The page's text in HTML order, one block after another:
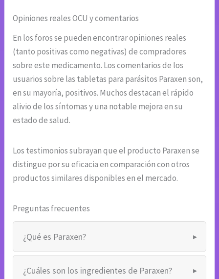
Opiniones reales OCU y comentarios
En los foros se pueden encontrar opiniones reales
(tanto positivas como negativas) de compradores
sobre este medicamento. Los comentarios de los
usuarios sobre las tabletas para parásitos Paraxen son,
en su mayoría, positivos. Muchos destacan el rápido
alivio de los síntomas y una notable mejora en su
estado de salud.
Los testimonios subrayan que el producto Paraxen se
distingue por su eficacia en comparación con otros
productos similares disponibles en el mercado.
Preguntas frecuentes
¿Qué es Paraxen?
¿Cuáles son los ingredientes de Paraxen?